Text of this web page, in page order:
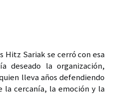
Hitz Sariak se cerró con esa
deseado la organización,
lleva años defendiendo
la cercanía, la emoción y la